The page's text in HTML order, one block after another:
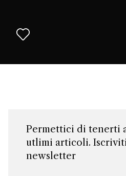
Permettici di tenerti
utlimi articoli.
newsletter